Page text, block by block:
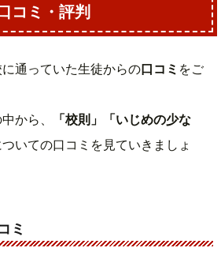
コミ・評判
通っていた生徒からの口コミ をご
から、
「校則」「いじめの少な
ついての口コミを見ていきましょ
ミ